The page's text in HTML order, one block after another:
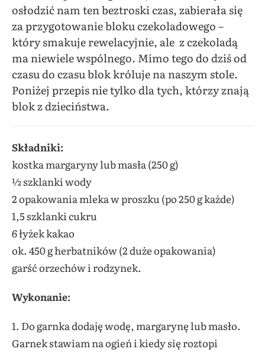
osłodzić nam ten beztroski czas, zabierała się
za przygotowanie bloku czekoladowego –
który smakuje rewelacyjnie, ale z czekoladą
ma niewiele wspólnego. Mimo tego do dziś od
czasu do czasu blok króluje na naszym stole.
Poniżej przepis nie tylko dla tych, którzy znają
blok z dzieciństwa.
Składniki:
kostka margaryny lub masła (250 g)
½ szklanki wody
2 opakowania mleka w proszku (po 250 g każde)
1,5 szklanki cukru
6 łyżek kakao
ok. 450 g herbatników (2 duże opakowania)
garść orzechów i rodzynek.
Wykonanie:
1. Do garnka dodaję wodę, margarynę lub masło.
Garnek stawiam na ogień i kiedy się roztopi